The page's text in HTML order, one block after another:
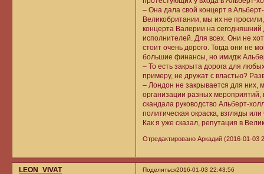
– Она дала свой концерт в
Великобритании, мы их не
концерта Валерии на
исполнителей. Для всех. Они не
стоит очень дорого. Тогда они не
большие финансы, но имидж
– То есть закрыта дорога для
примеру, не дружат с властью?
– Лондон не закрывается для них,
организации разных мероприятий,
скандала руководство Альберт-
политическая окраска, взгляды
Как я уже сказал, репутация в
Отредактировано Аркадий (2016-01-03
Поделиться2016-01-03 22:43:56
LEON_VIVAT